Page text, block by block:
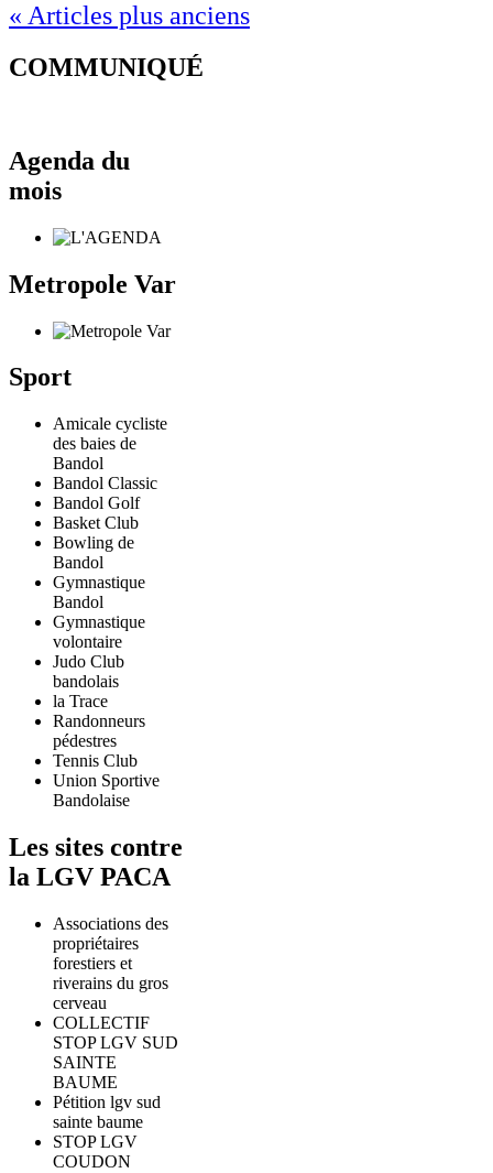
« Articles plus anciens
COMMUNIQUÉ
Agenda du
mois
Metropole Var
Sport
Amicale cycliste
des baies de
Bandol
Bandol Classic
Bandol Golf
Basket Club
Bowling de
Bandol
Gymnastique
Bandol
Gymnastique
volontaire
Judo Club
bandolais
la Trace
Randonneurs
pédestres
Tennis Club
Union Sportive
Bandolaise
Les sites contre
la LGV PACA
Associations des
propriétaires
forestiers et
riverains du gros
cerveau
COLLECTIF
STOP LGV SUD
SAINTE
BAUME
Pétition lgv sud
sainte baume
STOP LGV
COUDON